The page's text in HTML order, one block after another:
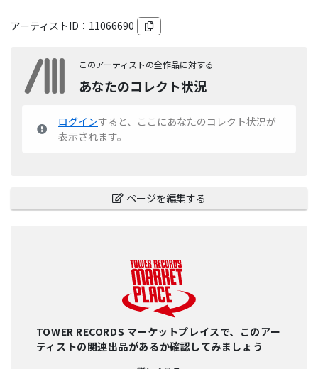
アーティストID： 11066690
このアーティストの全作品に対する
あなたのコレクト状況
ログインすると、ここにあなたのコレクト状況が
表示されます。
ページを編集する
TOWER RECORDS マーケットプレイスで、このアー
ティストの関連出品があるか確認してみましょう